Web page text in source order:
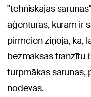
"tehniskajās
aģentūras, kurām ir
pirmdien ziņoja, ka,
bezmaksas tranzītu
turpmākas sarunas,
nodevas.